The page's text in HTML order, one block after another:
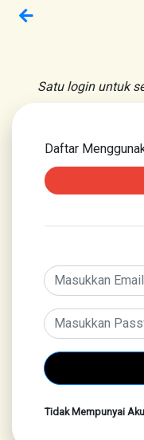
Satu login untuk
Daftar
Tidak Mempunyai